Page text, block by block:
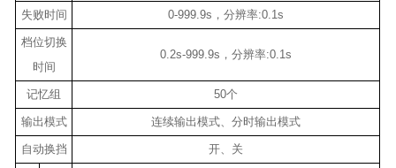
失败时间 0-999.9s，分辨率:0.1s
档位切换
时间
0.2s-999.9s，分辨率:0.1s
记忆组 50个
输出模式 连续输出模式、分时输出模式
自动换挡 开、关